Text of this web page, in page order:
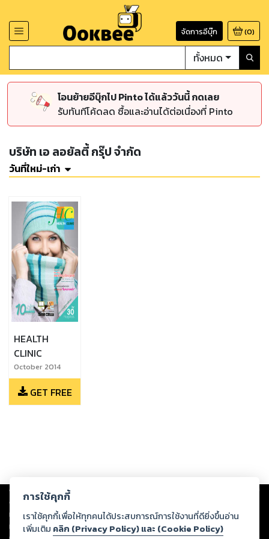
จัดการอีบุ๊ก (0)
ทั้งหมด
โอนย้ายอีบุ๊กไป Pinto ได้แล้ววันนี้ กดเลย
รับทันทีโค้ดลด ซื้อและอ่านได้ต่อเนื่องที่ Pinto
บริษัท เอ ลอยัลตี้ กรุ๊ป จำกัด
วันที่ใหม่-เก่า
HEALTH
CLINIC
October 2014
GET FREE
Copyright © 2026
ต่อผลงานหรือเนื้อหาใดที่อัปโหลดผ่านเว็บไซต์และปรากฏว่าละเมิดสิทธิใน
ทรัพย์สินทางปัญญาของบุคคลอื่นหรือขัดต่อกฎหมายและศีลธรรม ดังนั้น ผู้อ่าน
ทุกท่านโปรดใช้วิจารณญาณในการกลั่นกรองด้วยตนเอง และหากท่านพบว่าส่วน
การใช้คุกกี้
เราใช้คุกกี้เพื่อให้ทุกคนได้ประสบการณ์การใช้งานที่ดียิ่งขึ้นอ่าน
เพิ่มเติม คลิก (Privacy Policy) และ (Cookie Policy)